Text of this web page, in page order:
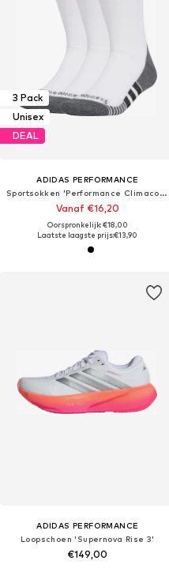
3 Pack
Unisex
DEAL
ADIDAS PERFORMANCE
Sportsokken 'Performance Climacool'
Vanaf €16,20
Oorspronkelijk: €18,00
Laatste laagste prijs:€13,90
ADIDAS PERFORMANCE
Loopschoen 'Supernova Rise 3'
€149,00